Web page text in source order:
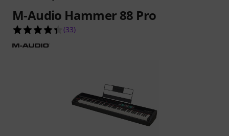
M-Audio Hammer 88 Pro
4.4 von 5 Sternen aus 33 Kundenbewertungen
(33)